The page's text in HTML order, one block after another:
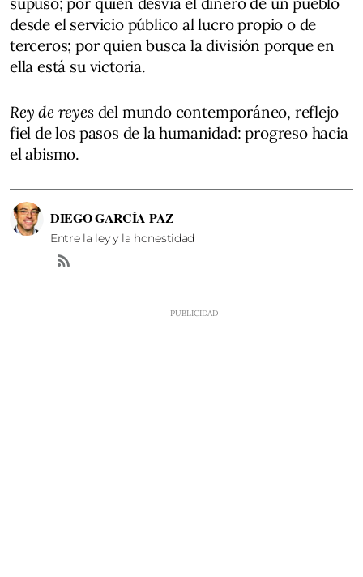
desde el servicio público al lucro propio o de
terceros; por quien busca la división porque en
ella está su victoria.
Rey de reyesdel mundo contemporáneo, reflejo
fiel de los pasos de la humanidad: progreso hacia
el abismo.
DIEGO GARCÍA PAZ
Entre la ley y la honestidad